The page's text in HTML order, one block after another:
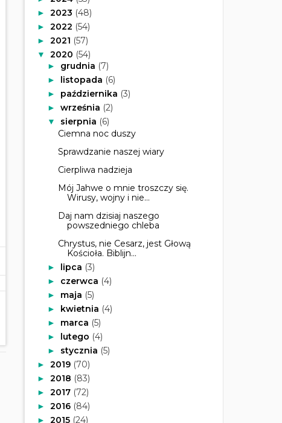
► 2023 (48)
► 2022 (54)
► 2021 (57)
▼ 2020 (54)
► grudnia (7)
► listopada (6)
► października (3)
► września (2)
▼ sierpnia (6)
Ciemna noc duszy
Sprawdzanie naszej wiary
Cierpliwa nadzieja
Mój Jahwe o mnie troszczy się.
Wirusy, wojny i nie...
Daj nam dzisiaj naszego
powszedniego chleba
Chrystus, nie Cesarz, jest Głową
Kościoła. Biblijn...
► lipca (3)
► czerwca (4)
► maja (5)
► kwietnia (4)
► marca (5)
► lutego (4)
► stycznia (5)
► 2019 (70)
► 2018 (83)
► 2017 (72)
► 2016 (84)
► 2015 (24)